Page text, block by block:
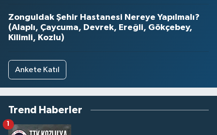
Zonguldak Şehir Hastanesi Nereye Yapılmalı?
(Alaplı, Çaycuma, Devrek, Ereğli, Gökçebey,
Kilimli, Kozlu)
Ankete Katıl
Trend Haberler
1